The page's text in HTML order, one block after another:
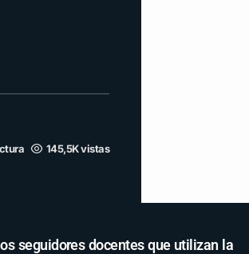
145,5K vistas
seguidores docentes que utilizan la